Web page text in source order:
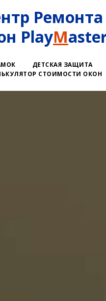
Ремонта
PlayM
ДЕТСКАЯ ЗАЩИТА
СТОИМОСТИ ОКОН